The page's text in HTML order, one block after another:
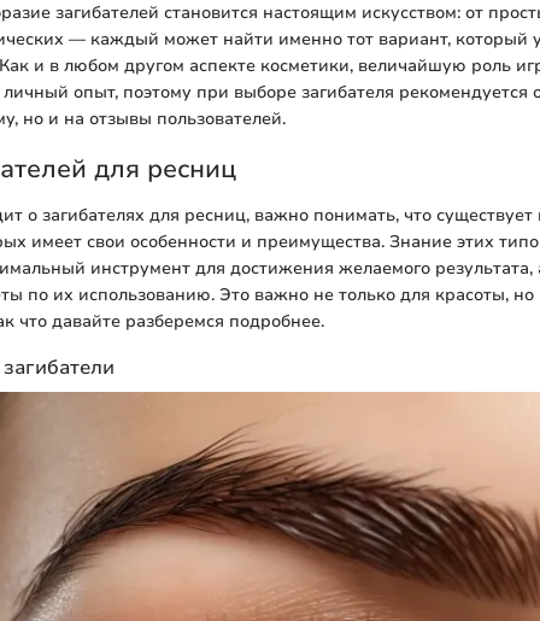
загибателей становится настоящим искусством: от
— каждый может найти именно тот вариант, который
и в любом другом аспекте косметики, величайшую роль
опыт, поэтому при выборе загибателя рекомендуется
но и на отзывы пользователей.
для ресниц
о загибателях для ресниц, важно понимать, что существует
имеет свои особенности и преимущества. Знание этих
инструмент для достижения желаемого результата,
по их использованию. Это важно не только для красоты, но
что давайте разберемся подробнее.